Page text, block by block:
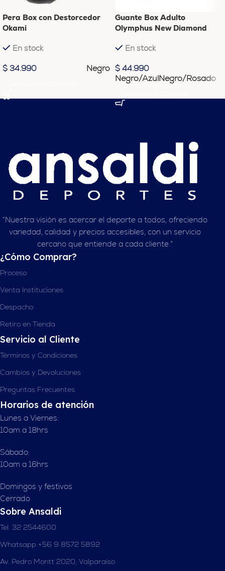
Pera Box con Destorcedor
Okami
En stock
$ 34.990 Negro
Guante Box Adulto
Olymphus New Diamond
En stock
$ 44.990
Negro/AzulNegro/Rosado
“Nuestra visión es acercar el deporte a todos, ofreciendo
variedad, calidad y precios accesibles, con un servicio
cercano que entiende a cada cliente.”
¿Cómo Comprar?
Proceso
Venta Instituciones
Despacho
Retiro en Tienda
Servicio al Cliente
Términos y Condiciones
Cambios y Devoluciones
Preguntas Frecuentes
Horarios de atención
Lunes a Viernes:
10am a 18hrs
Sábado:
10am a 16hrs
Domingos y festivos
Cerrado
Sobre Ansaldi
Tel. 32 2544600
Whatsapp +56 9 8572 5892
Av. Pedro Montt 2020, Valparaíso